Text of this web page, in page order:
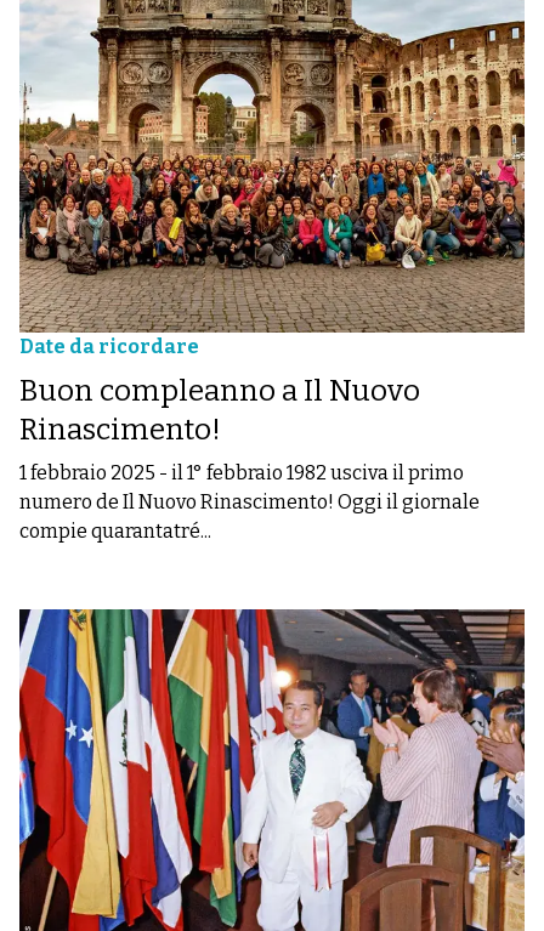
Date da ricordare
Buon compleanno a Il Nuovo
Rinascimento!
1 febbraio 2025 - il 1° febbraio 1982 usciva il primo
numero de Il Nuovo Rinascimento! Oggi il giornale
compie quarantatré...